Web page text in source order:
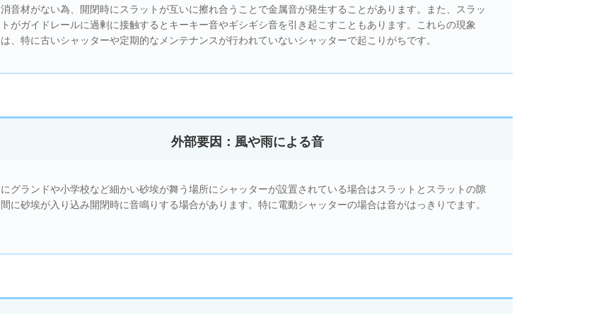
消音材がない為、開閉時にスラットが互いに擦れ合うことで金属音が発生することがあります。また、スラッ
トがガイドレールに過剰に接触するとキーキー音やギシギシ音を引き起こすこともあります。これらの現象
は、特に古いシャッターや定期的なメンテナンスが行われていないシャッターで起こりがちです。
外部要因：風や雨による音
にグランドや小学校など細かい砂埃が舞う場所にシャッターが設置されている場合はスラットとスラットの隙
間に砂埃が入り込み開閉時に音鳴りする場合があります。特に電動シャッターの場合は音がはっきりでます。